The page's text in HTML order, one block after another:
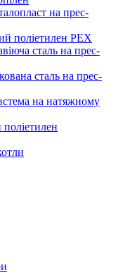
на прес-
поліетилен PEX
сталь на прес-
сталь на прес-
на натяжному